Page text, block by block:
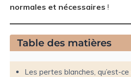
normales et nécessaires !
Table des matières
Les pertes blanches, qu’est-ce